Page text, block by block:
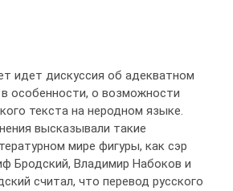
идет дискуссия об адекватном
в особенности, о возможности
текста на неродном языке.
высказывали такие
мире фигуры, как сэр
Бродский, Владимир Набоков и
считал, что перевод русского